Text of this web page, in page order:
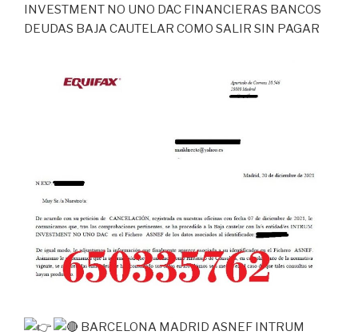
INVESTMENT NO UNO DAC FINANCIERAS BANCOS
DEUDAS BAJA CAUTELAR COMO SALIR SIN PAGAR
BARCELONA MADRID ASNEF INTRUM